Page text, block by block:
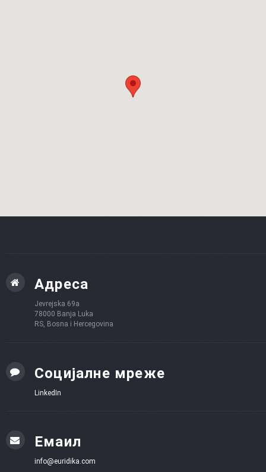
Адреса
Jevrejska 69a
78000 Banja Luka
RS, Bosna i Hercegovina
Социјалне мреже
LinkedIn
Емаил
info@euridika.com